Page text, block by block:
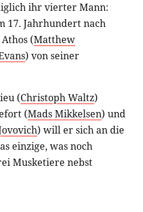
ihr vierter Mann:
17. Jahrhundert nach
(Matthew
) von seiner
(Christoph Waltz)
(Mads Mikkelsen) und
) will er sich an die
einzige, was noch
Musketiere nebst